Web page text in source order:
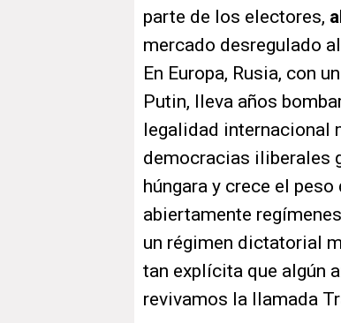
parte de los electores,
mercado desregulado
En Europa, Rusia, con
Putin, lleva años
legalidad internacional
democracias iliberales
húngara y crece el
abiertamente
un régimen dictatorial
tan explícita que algún
revivamos la llamada